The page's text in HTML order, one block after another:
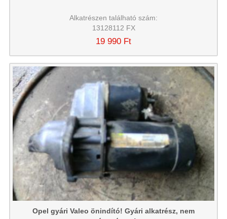
Alkatrészen található szám:
13128112 FX
19 990 Ft
Opel gyári Valeo önindító! Gyári alkatrész, nem